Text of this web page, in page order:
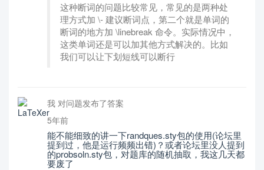
这种断词的问题比较常见，常见的是两种处
理方式加 \- 建议断词点，第二个就是单词的
断词的地方加 \linebreak 命令。实际情况中，
这类单词还是可以加其他方式解决的。比如
我们可以让下划短线可以断行
我 对问题发布了答案
5年前
能不能细致的讲一下randques.sty包的使用(论坛里
提到过，他是运行频频出错)？或者论坛里没人提到
的probsoln.sty包，对题库的随机抽取，我这几天都
要废了